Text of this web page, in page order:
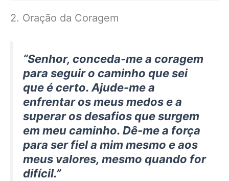
2. Oração da Coragem
“Senhor, conceda-me a coragem
para seguir o caminho que sei
que é certo. Ajude-me a
enfrentar os meus medos e a
superar os desafios que surgem
em meu caminho. Dê-me a força
para ser fiel a mim mesmo e aos
meus valores, mesmo quando for
difícil.”